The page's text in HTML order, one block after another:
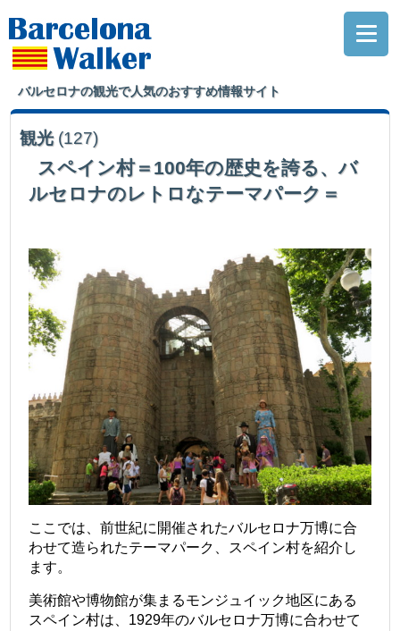
バルセロナの観光で人気のおすすめ情報サイト
観光 (127)
スペイン村＝100年の歴史を誇る、バ
ルセロナのレトロなテーマパーク＝
ここでは、前世紀に開催されたバルセロナ万博に合
わせて造られたテーマパーク、スペイン村を紹介し
ます。
美術館や博物館が集まるモンジュイック地区にある
スペイン村は、1929年のバルセロナ万博に合わせて